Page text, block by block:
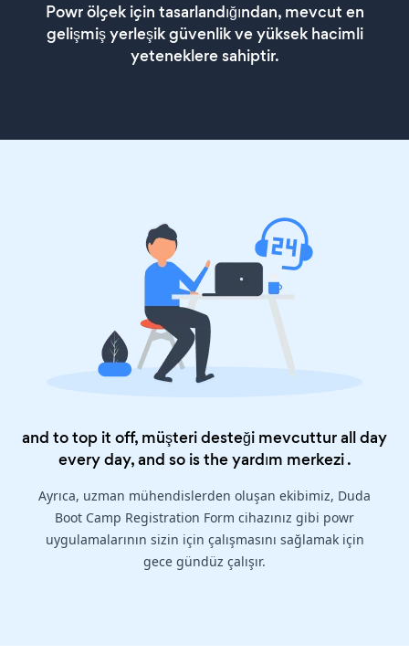
Powr ölçek için tasarlandığından, mevcut en
gelişmiş yerleşik güvenlik ve yüksek hacimli
yeteneklere sahiptir.
and to top it off, müşteri desteği mevcuttur all day
every day, and so is theyardım merkezi.
Ayrıca, uzman mühendislerden oluşan ekibimiz, Duda
Boot Camp Registration Form cihazınız gibi powr
uygulamalarının sizin için çalışmasını sağlamak için
gece gündüz çalışır.